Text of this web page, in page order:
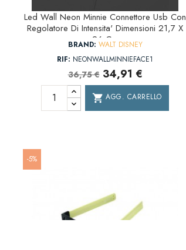
Led Wall Neon Minnie Connettore Usb Con
Regolatore Di Intensita' Dimensioni 21,7 X
26 Cm
BRAND: WALT DISNEY
RIF: NEONWALLMINNIEFACE1
36,75 € 34,91 €
shopping_cart AGG. CARRELLO
-5%